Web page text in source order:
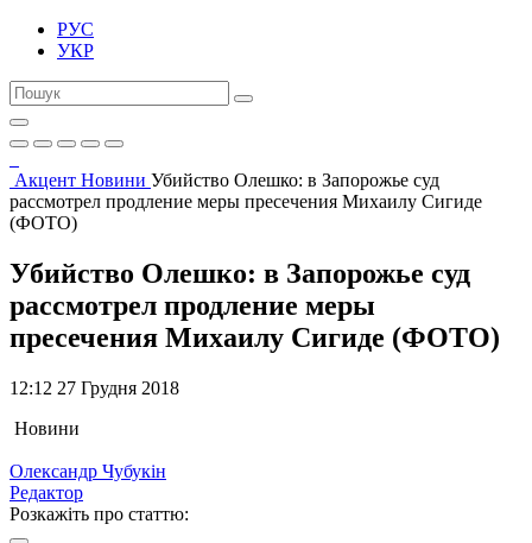
РУС
УКР
Акцент Новини Убийство Олешко: в Запорожье суд
рассмотрел продление меры пресечения Михаилу Сигиде
(ФОТО)
Убийство Олешко: в Запорожье суд
рассмотрел продление меры
пресечения Михаилу Сигиде (ФОТО)
12:12 27 Грудня 2018
Новини
Олександр Чубукін
Редактор
Розкажіть про статтю: